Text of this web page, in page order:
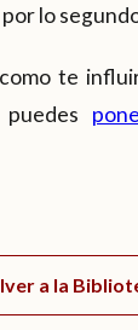
lo
te
a la